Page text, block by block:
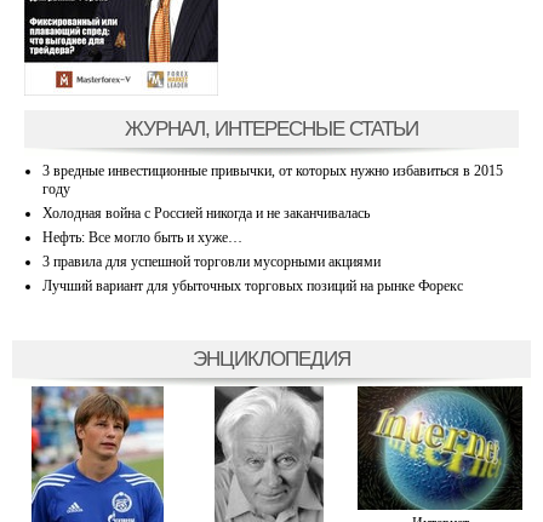
ЖУРНАЛ, ИНТЕРЕСНЫЕ СТАТЬИ
3 вредные инвестиционные привычки, от которых нужно избавиться в 2015
году
Холодная война с Россией никогда и не заканчивалась
Нефть: Все могло быть и хуже…
3 правила для успешной торговли мусорными акциями
Лучший вариант для убыточных торговых позиций на рынке Форекс
ЭНЦИКЛОПЕДИЯ